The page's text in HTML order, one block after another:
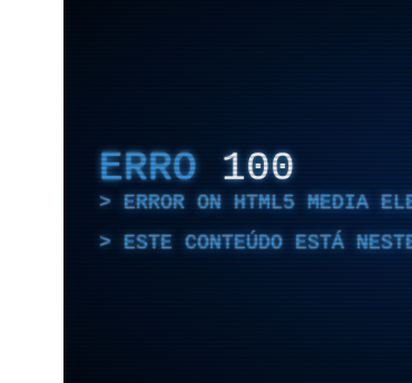
ERRO 100
ERROR ON HTML5 MEDIA
ESTE CONTEÚDO ESTÁ